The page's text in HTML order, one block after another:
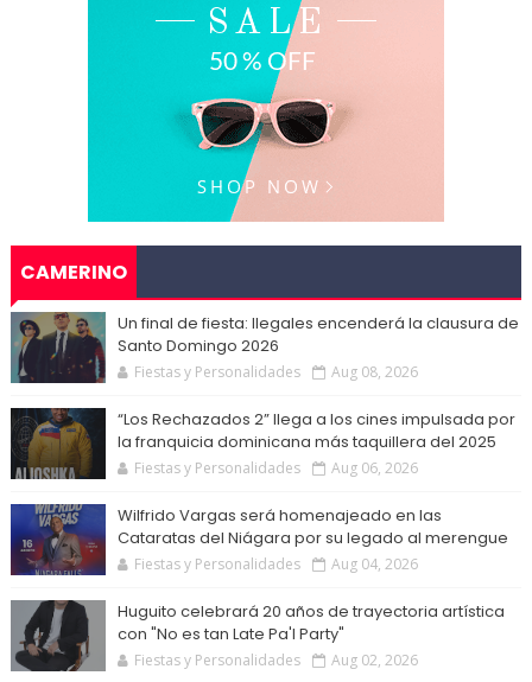
CAMERINO
Un final de fiesta: Ilegales encenderá la clausura de
Santo Domingo 2026
Fiestas y Personalidades Aug 08, 2026
“Los Rechazados 2” llega a los cines impulsada por
la franquicia dominicana más taquillera del 2025
Fiestas y Personalidades Aug 06, 2026
Wilfrido Vargas será homenajeado en las
Cataratas del Niágara por su legado al merengue
Fiestas y Personalidades Aug 04, 2026
Huguito celebrará 20 años de trayectoria artística
con "No es tan Late Pa'l Party"
Fiestas y Personalidades Aug 02, 2026